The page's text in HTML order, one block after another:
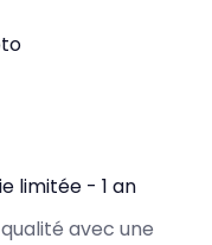
limitée - 1 an
avec une